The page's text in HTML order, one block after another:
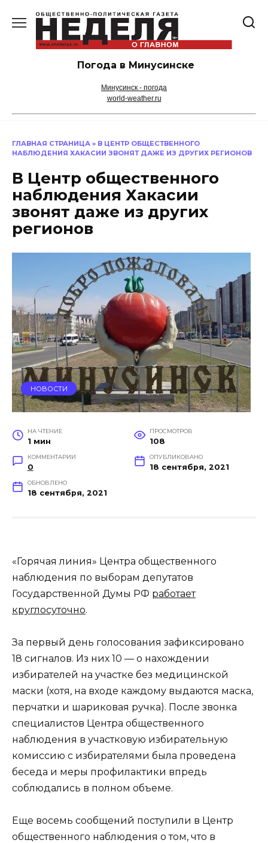
содержанию
Погода в Минусинске
Минусинск - погода
world-weather.ru
ГЛАВНАЯ СТРАНИЦА » В ЦЕНТР ОБЩЕСТВЕННОГО
НАБЛЮДЕНИЯ ХАКАСИИ ЗВОНЯТ ДАЖЕ ИЗ ДРУГИХ РЕГИОНОВ
В Центр общественного
наблюдения Хакасии
звонят даже из других
регионов
НОВОСТИ
НА ЧТЕНИЕ
1 мин
ПРОСМОТРОВ
108
КОММЕНТАРИИ
0
ОПУБЛИКОВАНО
18 сентября, 2021
ОБНОВЛЕНО
18 сентября, 2021
«Горячая линия» Центра общественного
наблюдения по выборам депутатов
Государственной Думы РФ работает
круглосуточно.
За первый день голосования зафиксировано
18 сигналов. Из них 10 — о нахождении
избирателей на участке без медицинской
маски (хотя, на входе каждому выдаются маска,
перчатки и шариковая ручка). После звонка
специалистов Центра общественного
наблюдения в участковую избирательную
комиссию с избирателями была проведена
беседа и меры профилактики впредь
соблюдались в полном объеме.
Еще восемь сообщений поступили в Центр
общественного наблюдения о том, что в